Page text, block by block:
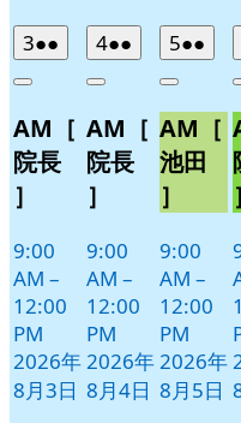
32026
年
月
3
日
●●
件
イ
ベ
Close
AM［
院長
］
9:00
AM –
12:00
PM
2026年
8月3日
42026
年
月
4
日
●●
件
イ
ベ
Close
AM［
院長
］
9:00
AM –
12:00
PM
2026年
8月4日
52026
年
月
5
日
●●
件
イ
ベ
ト)
Close
AM［
池田
］
9:00
AM –
12:00
PM
2026年
8月5日
］